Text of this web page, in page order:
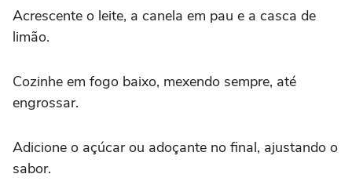
Acrescente o leite, a canela em pau e a casca de
limão.
Cozinhe em fogo baixo, mexendo sempre, até
engrossar.
Adicione o açúcar ou adoçante no final, ajustando o
sabor.